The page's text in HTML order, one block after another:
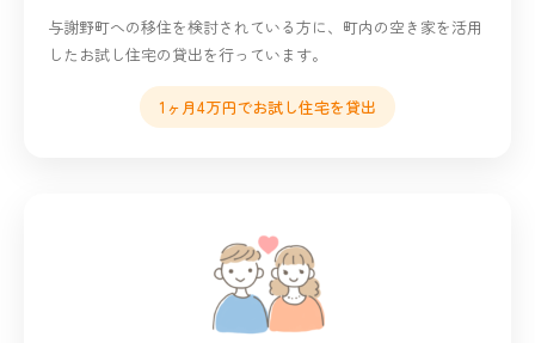
与謝野町への移住を検討されている方に、町内の空き家を活用
したお試し住宅の貸出を行っています。
1ヶ月4万円でお試し住宅を貸出